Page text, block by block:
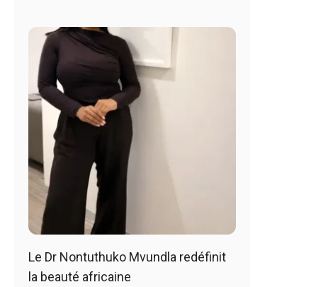
Le Dr Nontuthuko Mvundla redéfinit
la beauté africaine